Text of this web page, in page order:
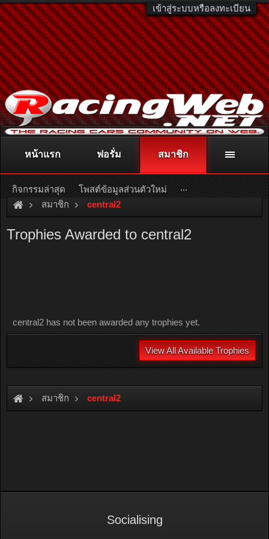
เข้าสู่ระบบหรือลงทะเบียน
ติดต่อลงโฆษณา racingweb@gmail.comหรือโทร. 081-811-1138
หรืออ่านรายละเอียดเพิ่มเติม คลิกที่นี่
สมาชิก central2
Trophies Awarded to central2
central2 has not been awarded any trophies yet.
View All Available Trophies
สมาชิก central2
หน้าแรก ฟอรั่ม สมาชิก
กิจกรรมล่าสุด โพสต์ข้อมูลส่วนตัวใหม่ ...
Socialising